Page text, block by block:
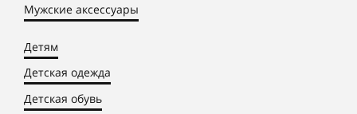
Мужские аксессуары
Детям
Детская одежда
Детская обувь